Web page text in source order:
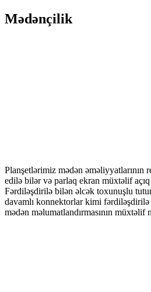
Mədənçilik
Planşetlərimiz mədən əməliyyatlarının
edilə bilər və parlaq ekran müxtəlif
Fərdiləşdirilə bilən əlcək toxunuşlu
davamlı konnektorlar kimi
mədən məlumatlandırmasının müxtəlif